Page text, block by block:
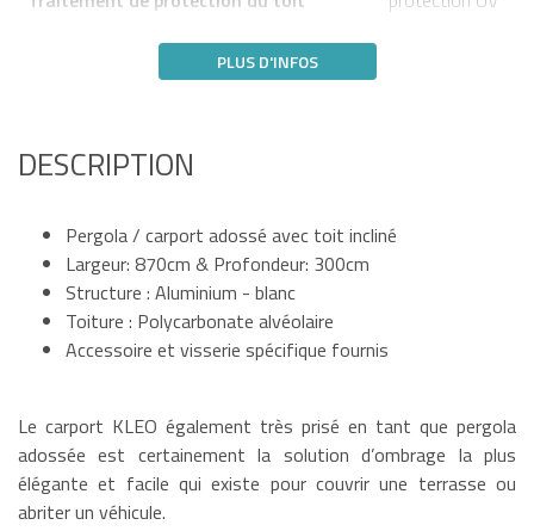
PLUS D'INFOS
DESCRIPTION
Pergola / carport adossé avec toit incliné
Largeur: 870cm & Profondeur: 300cm
Structure : Aluminium - blanc
Toiture : Polycarbonate alvéolaire
Accessoire et visserie spécifique fournis
Le carport KLEO également très prisé en tant que pergola
adossée est certainement la solution d’ombrage la plus
élégante et facile qui existe pour couvrir une terrasse ou
abriter un véhicule.